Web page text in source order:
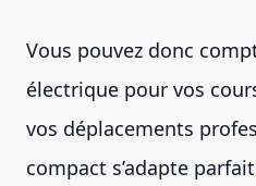
Vous pouvez donc
électrique pour vos
vos déplacements
compact s’adapte